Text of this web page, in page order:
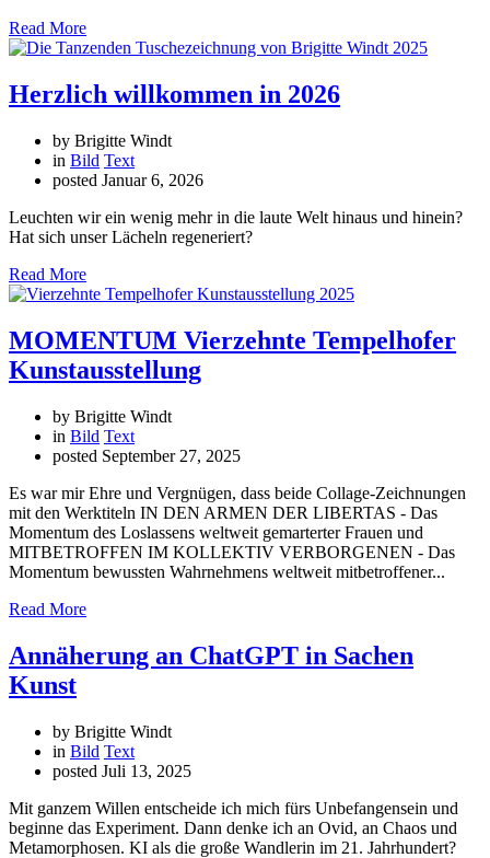
Read More
Herzlich willkommen in 2026
by Brigitte Windt
in Bild Text
posted Januar 6, 2026
Leuchten wir ein wenig mehr in die laute Welt hinaus und hinein?
Hat sich unser Lächeln regeneriert?
Read More
MOMENTUM Vierzehnte Tempelhofer
Kunstausstellung
by Brigitte Windt
in Bild Text
posted September 27, 2025
Es war mir Ehre und Vergnügen, dass beide Collage-Zeichnungen
mit den Werktiteln IN DEN ARMEN DER LIBERTAS - Das
Momentum des Loslassens weltweit gemarterter Frauen und
MITBETROFFEN IM KOLLEKTIV VERBORGENEN - Das
Momentum bewussten Wahrnehmens weltweit mitbetroffener...
Read More
Annäherung an ChatGPT in Sachen
Kunst
by Brigitte Windt
in Bild Text
posted Juli 13, 2025
Mit ganzem Willen entscheide ich mich fürs Unbefangensein und
beginne das Experiment. Dann denke ich an Ovid, an Chaos und
Metamorphosen. KI als die große Wandlerin im 21. Jahrhundert?